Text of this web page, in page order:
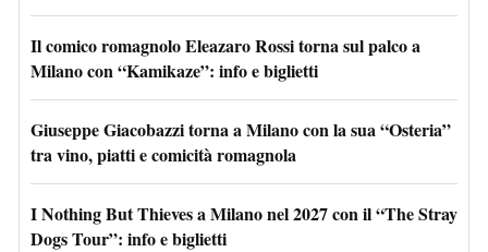
Il comico romagnolo Eleazaro Rossi torna sul palco a
Milano con “Kamikaze”: info e biglietti
Giuseppe Giacobazzi torna a Milano con la sua “Osteria”
tra vino, piatti e comicità romagnola
I Nothing But Thieves a Milano nel 2027 con il “The Stray
Dogs Tour”: info e biglietti